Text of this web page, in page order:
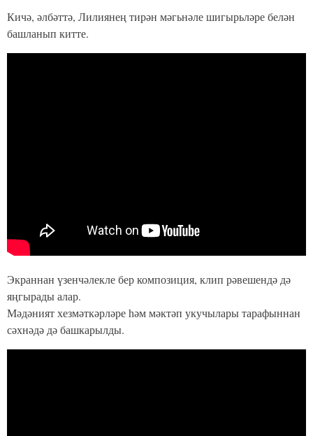
Кичә, әлбәттә, Лилиянең тирән мәгьнәле шигырьләре белән
башланып китте.
Экраннан үзенчәлекле бер композиция, клип рәвешендә дә
яңгырады алар.
Мәдәният хезмәткәрләре һәм мәктәп укучылары тарафыннан
сәхнәдә дә башкарылды.